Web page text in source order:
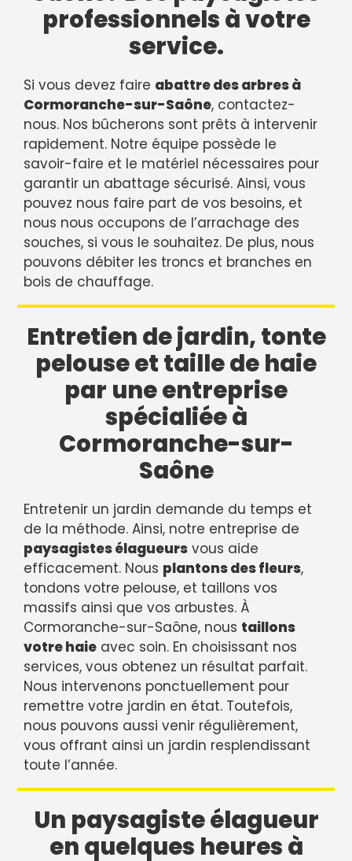
professionnels à votre
service.
Si vous devez faire abattre des arbres à
Cormoranche-sur-Saône, contactez-
nous. Nos bûcherons sont prêts à intervenir
rapidement. Notre équipe possède le
savoir-faire et le matériel nécessaires pour
garantir un abattage sécurisé. Ainsi, vous
pouvez nous faire part de vos besoins, et
nous nous occupons de l’arrachage des
souches, si vous le souhaitez. De plus, nous
pouvons débiter les troncs et branches en
bois de chauffage.
Entretien de jardin, tonte
pelouse et taille de haie
par une entreprise
spécialiée à
Cormoranche-sur-
Saône
Entretenir un jardin demande du temps et
de la méthode. Ainsi, notre entreprise de
paysagistes élagueurs vous aide
efficacement. Nous plantons des fleurs,
tondons votre pelouse, et taillons vos
massifs ainsi que vos arbustes. À
Cormoranche-sur-Saône, nous taillons
votre haie avec soin. En choisissant nos
services, vous obtenez un résultat parfait.
Nous intervenons ponctuellement pour
remettre votre jardin en état. Toutefois,
nous pouvons aussi venir régulièrement,
vous offrant ainsi un jardin resplendissant
toute l’année.
Un paysagiste élagueur
en quelques heures à